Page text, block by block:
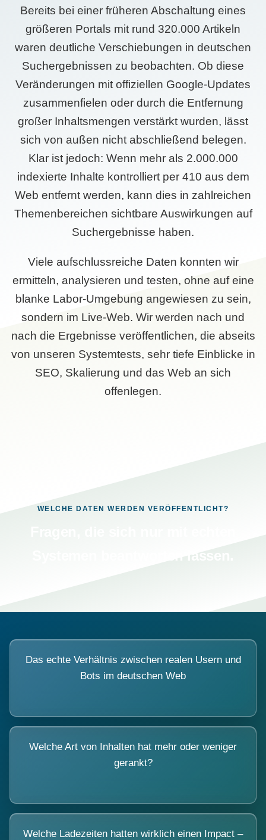
Bereits bei einer früheren Abschaltung eines
größeren Portals mit rund 320.000 Artikeln
waren deutliche Verschiebungen in deutschen
Suchergebnissen zu beobachten. Ob diese
Veränderungen mit offiziellen Google-Updates
zusammenfielen oder durch die Entfernung
großer Inhaltsmengen verstärkt wurden, lässt
sich von außen nicht abschließend belegen.
Klar ist jedoch: Wenn mehr als 2.000.000
indexierte Inhalte kontrolliert per 410 aus dem
Web entfernt werden, kann dies in zahlreichen
Themenbereichen sichtbare Auswirkungen auf
Suchergebnisse haben.
Viele aufschlussreiche Daten konnten wir
ermitteln, analysieren und testen, ohne auf eine
blanke Labor-Umgebung angewiesen zu sein,
sondern im Live-Web. Wir werden nach und
nach die Ergebnisse veröffentlichen, die abseits
von unseren Systemtests, sehr tiefe Einblicke in
SEO, Skalierung und das Web an sich
offenlegen.
WELCHE DATEN WERDEN VERÖFFENTLICHT?
Das echte Verhältnis zwischen realen Usern und
Bots im deutschen Web
Welche Art von Inhalten hat mehr oder weniger
gerankt?
Welche Ladezeiten hatten wirklich einen Impact –